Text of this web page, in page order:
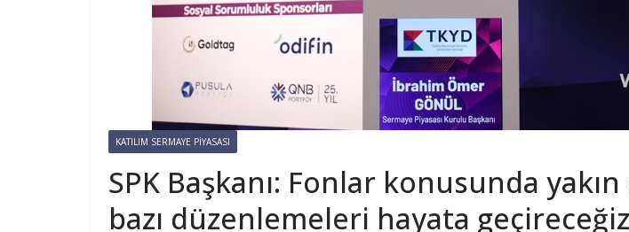
KATILIM SERMAYE PIYASASI
SPK Başkanı: Fonlar konusunda
bazı düzenlemeleri hayata geçireceğiz